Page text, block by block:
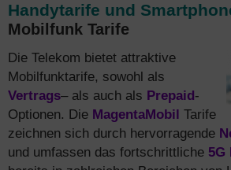
Handytarife und
Mobilfunk Tarife
Die Telekom bietet attraktive
Mobilfunktarife, sowohl als
Vertrags– als auch als Prepaid-
Optionen. Die MagentaMobil Tarife
zeichnen sich durch hervorragende
und umfassen das fortschrittliche 5G